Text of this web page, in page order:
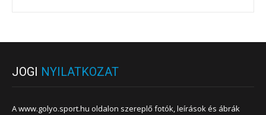
JOGI NYILATKOZAT
A www.golyo.sport.hu oldalon szereplő fotók, leírások és ábrák